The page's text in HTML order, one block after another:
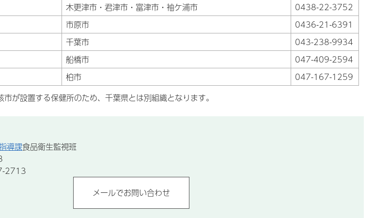
木更津市・君津市・富津市・袖ケ浦市
0438-22-3752
市原市
0436-21-6391
千葉市
043-238-9934
船橋市
047-409-2594
柏市
047-167-1259
が設置する保健所のため、千葉県とは別組織となります。
導課食品衛生監視班
2713